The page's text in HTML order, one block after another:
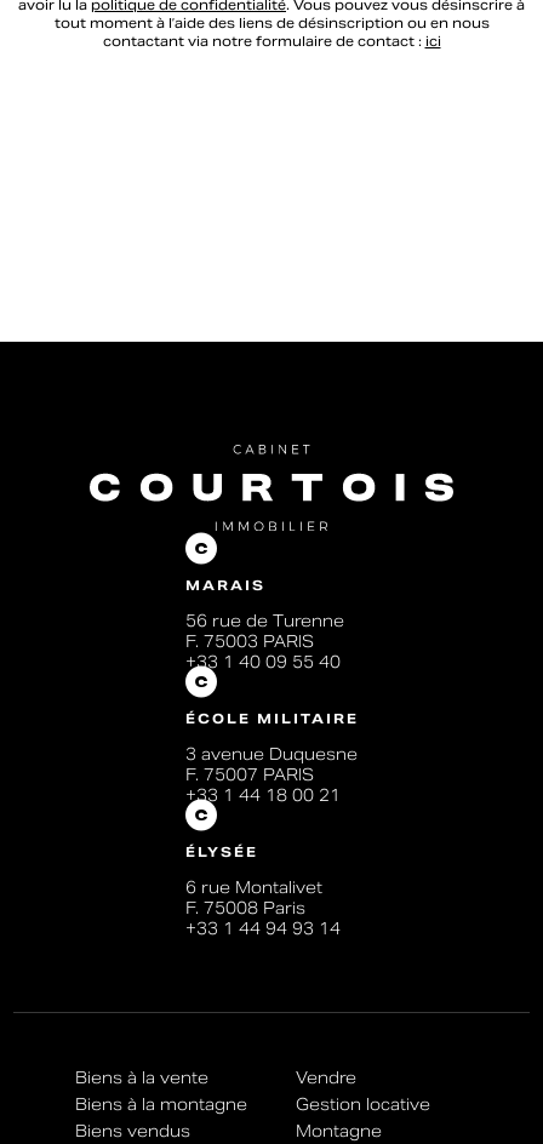
avoir lu la politique de confidentialité. Vous pouvez vous désinscrire à
tout moment à l’aide des liens de désinscription ou en nous
contactant via notre formulaire de contact : ici
MARAIS
56 rue de Turenne
F. 75003 PARIS
+33 1 40 09 55 40
ÉCOLE MILITAIRE
3 avenue Duquesne
F. 75007 PARIS
+33 1 44 18 00 21
ÉLYSÉE
6 rue Montalivet
F. 75008 Paris
+33 1 44 94 93 14
Biens à la vente
Biens à la montagne
Biens vendus
Vendre
Gestion locative
Montagne